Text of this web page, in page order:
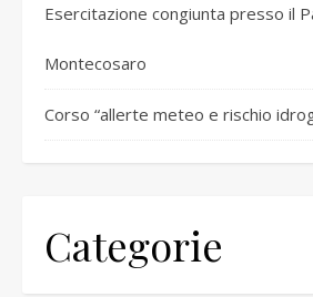
Esercitazione congiunta presso il
Montecosaro
Corso “allerte meteo e rischio
Categorie